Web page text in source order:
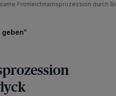
Fronleichnamsprozession durch
geben“
und greifen auf personenbezogene Daten
auf Ihrem Gerät zu. Durch Auswahl
für die unter „Wir und unsere